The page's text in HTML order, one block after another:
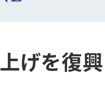
げを復興